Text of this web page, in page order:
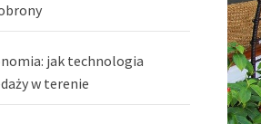
jak technologia
w terenie